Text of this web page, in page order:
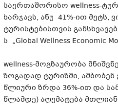
საერთაშორისო wellness-
ხარჯავს, ანუ 41%-ით
ტურისტებისთვის
ს „Global Wellness Economic
wellness-მოგზაურობა
ზოგადად ტურიზმი, ამბობენ
წლიური ზრდა 36%-ით და
წლამდე) აღემატება